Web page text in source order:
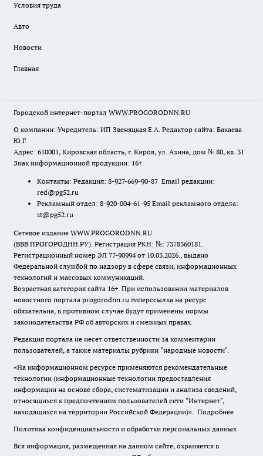
Условия труда
Авто
Новости
Главная
Городской интернет-портал WWW.PROGORODNN.RU
О компании: Учредитель: ИП Звеняцкая Е.А. Редактор сайта: Бакаева
Ю.Г.
Адрес: 610001, Кировская область, г. Киров, ул. Азина, дом № 80, кв. 31
Знак информационной продукции: 16+
Контакты: Редакция: 8-927-669-90-87 Email редакции:
red@pg52.ru
Рекламный отдел: 8-920-004-61-95 Email рекламного отдела:
st@pg52.ru
Сетевое издание WWW.PROGORODNN.RU
(ВВВ.ПРОГОРОДНН.РУ). Регистрация РКН: №: 7378360181.
Регистрационный номер ЭЛ 77-90994 от 10.03.2026., выдано
Федеральной службой по надзору в сфере связи, информационных
технологий и массовых коммуникаций.
Возрастная категория сайта 16+. При использовании материалов
новостного портала progorodnn.ru гиперссылка на ресурс
обязательна, в противном случае будут применены нормы
законодательства РФ об авторских и смежных правах.
Редакция портала не несет ответственности за комментарии
пользователей, а также материалы рубрики "народные новости".
«На информационном ресурсе применяются рекомендательные
технологии (информационные технологии предоставления
информации на основе сбора, систематизации и анализа сведений,
относящихся к предпочтениям пользователей сети "Интернет",
находящихся на территории Российской Федерации)». Подробнее
Политика конфиденциальности и обработки персональных данных
Вся информация, размещенная на данном сайте, охраняется в